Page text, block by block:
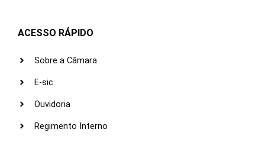
ACESSO RÁPIDO
Sobre a Câmara
E-sic
Ouvidoria
Regimento Interno